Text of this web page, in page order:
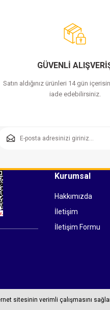
sitesinin verimli çalışmasını
GÜVENLİ
Satın aldığınız ürünleri 14 gün
iade edebilirsiniz.
Kurumsal
Hakkımızda
İletişim
İletişim Formu